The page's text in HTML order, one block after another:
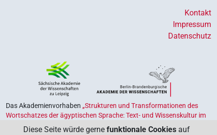
Kontakt
Impressum
Datenschutz
Das Akademienvorhaben „Strukturen und Transformationen des
Wortschatzes der ägyptischen Sprache: Text- und Wissenskultur im
Alten Ägypten‟
ist Teil des von Bund und Ländern geförderten
Diese Seite würde gerne funktionale Cookies auf